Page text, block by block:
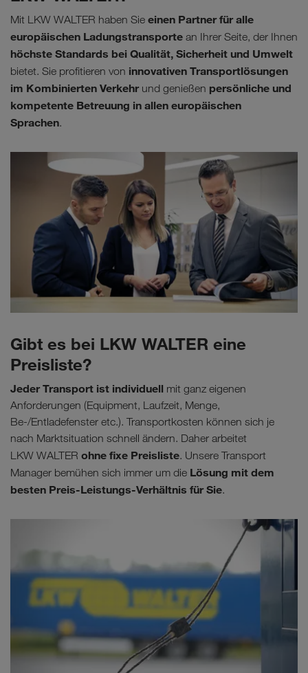
Mit LKW WALTER haben Sie einen Partner für alle
europäischen Ladungstransporte an Ihrer Seite, der Ihnen
höchste Standards bei Qualität, Sicherheit und Umwelt
bietet. Sie profitieren von innovativen Transportlösungen
im Kombinierten Verkehr und genießen persönliche und
kompetente Betreuung in allen europäischen
Sprachen.
Gibt es bei LKW WALTER eine
Preisliste?
Jeder Transport ist individuell mit ganz eigenen
Anforderungen (Equipment, Laufzeit, Menge,
Be-/Entladefenster etc.). Transportkosten können sich je
nach Marktsituation schnell ändern. Daher arbeitet
LKW WALTER ohne fixe Preisliste. Unsere Transport
Manager bemühen sich immer um die Lösung mit dem
besten Preis-Leistungs-Verhältnis für Sie.